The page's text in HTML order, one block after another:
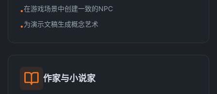
•在游戏场景中创建一致的NPC
•为演示文稿生成概念艺术
作家与小说家